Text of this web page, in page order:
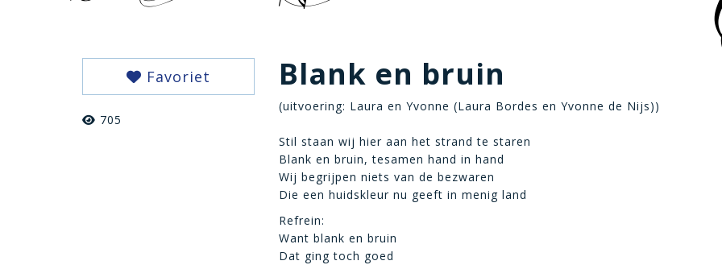
Favoriet
705
Blank en bruin
(uitvoering: Laura en Yvonne (Laura Bordes en Yvonne de Nijs))
Stil staan wij hier aan het strand te staren
Blank en bruin, tesamen hand in hand
Wij begrijpen niets van de bezwaren
Die een huidskleur nu geeft in menig land
Refrein:
Want blank en bruin
Dat ging toch goed